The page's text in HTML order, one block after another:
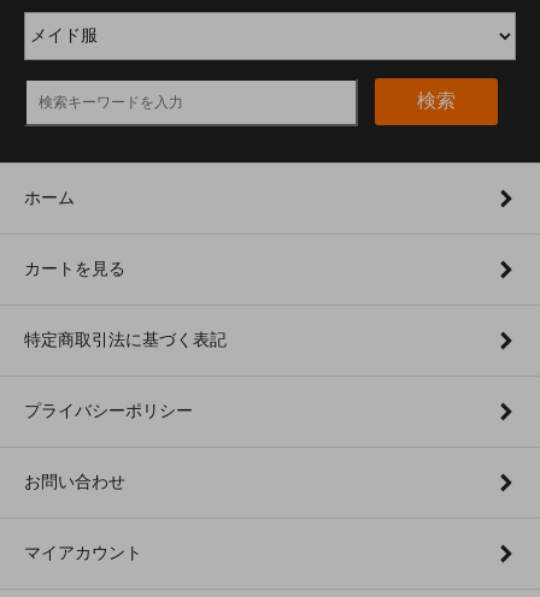
検索
ホーム
カートを見る
特定商取引法に基づく表記
プライバシーポリシー
お問い合わせ
マイアカウント